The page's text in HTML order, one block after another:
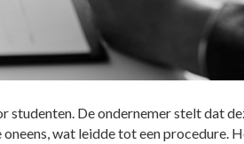
studenten. De ondernemer stelt dat
wat leidde tot een procedure.